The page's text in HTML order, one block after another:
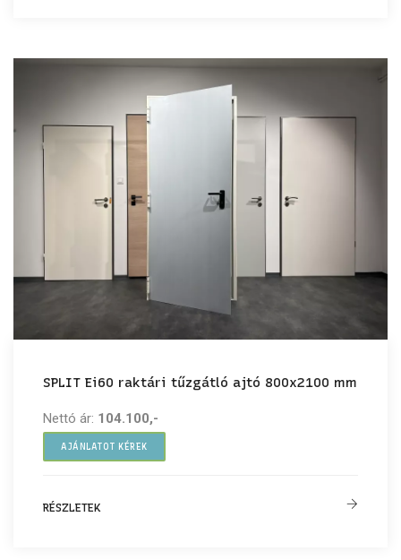
SPLIT Ei60 raktári tűzgátló ajtó 800x2100 mm
Nettó ár: 104.100,-
AJÁNLATOT KÉREK
RÉSZLETEK